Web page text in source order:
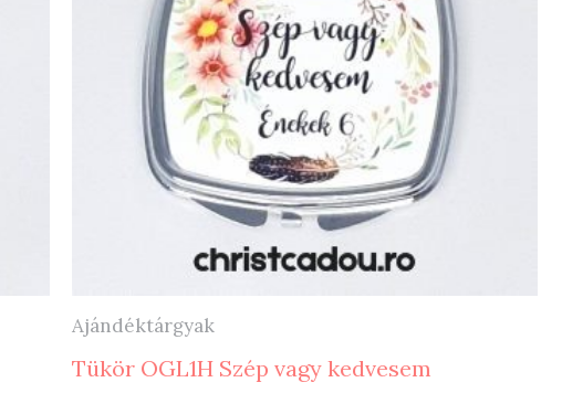
Ajándéktárgyak
Tükör OGL1H Szép vagy kedvesem